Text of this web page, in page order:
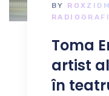
BY
Toma
artist
în